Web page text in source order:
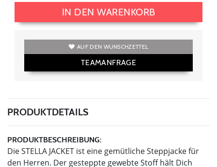
IN DEN WARENKORB
AUF DEN WUNSCHZETTEL
TEAMANFRAGE
PRODUKTDETAILS
PRODUKTBESCHREIBUNG:
Die STELLA JACKET ist eine gemütliche Steppjacke für
den Herren. Der gesteppte gewebte Stoff hält Dich